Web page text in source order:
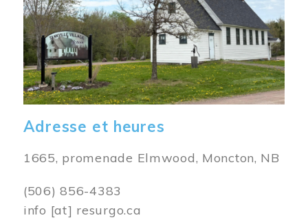
Adresse et heures
1665, promenade Elmwood, Moncton, NB
(506) 856-4383
info [at] resurgo.ca